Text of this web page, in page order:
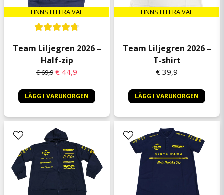
FINNS I FLERA VAL
Team Liljegren 2026 –
Half-zip
€ 69,9 € 44,9
LÄGG I VARUKORGEN
FINNS I FLERA VAL
Team Liljegren 2026 –
T-shirt
€ 39,9
LÄGG I VARUKORGEN